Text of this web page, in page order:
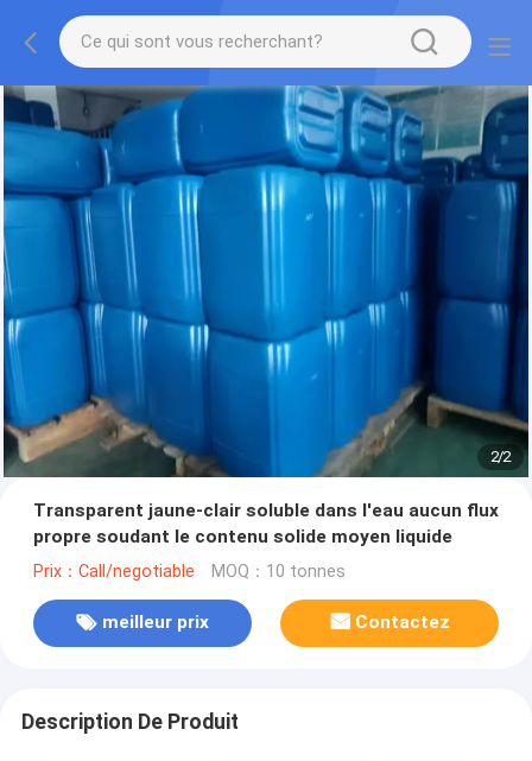
2/2
Transparent jaune-clair soluble dans l'eau aucun flux
propre soudant le contenu solide moyen liquide
Prix：Call/negotiable MOQ：10 tonnes
meilleur prix Contactez
Description De Produit